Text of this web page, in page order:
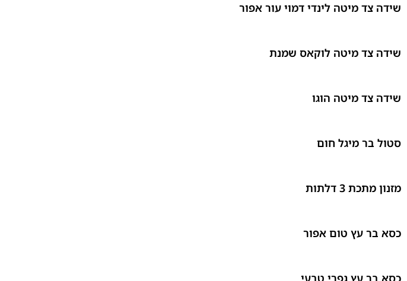
שידה צד מיטה לינדי דמוי עור אפור
שידה צד מיטה לוקאס שמנת
שידה צד מיטה הוגו
סטול בר מיגל חום
מזנון מתכת 3 דלתות
כסא בר עץ טום אפור
כסא בר עץ גפרי טבעי